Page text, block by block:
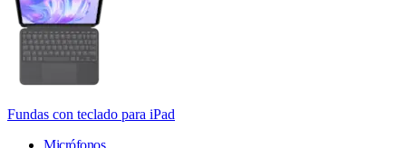
Fundas con teclado para iPad
Micrófonos